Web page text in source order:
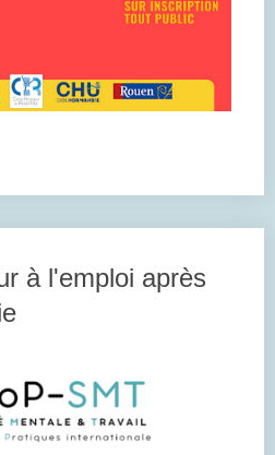
à l'emploi après